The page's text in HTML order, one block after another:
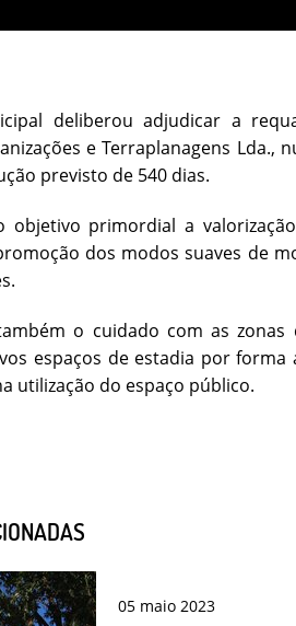
deliberou adjudicar a
e Terraplanagens Lda.,
previsto de 540 dias.
objetivo primordial a
dos modos suaves de
o cuidado com as zonas
espaços de estadia por
utilização do espaço público.
05 maio 2023